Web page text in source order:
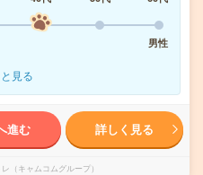
男性
見る
進む 詳しく見る
（キャムコムグループ）